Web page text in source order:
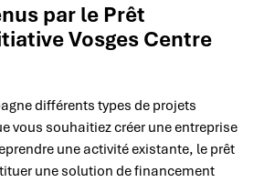
par le Prêt
Vosges Centre
différents types de projets
vous souhaitiez créer une entreprise
une activité existante, le prêt
une solution de financement